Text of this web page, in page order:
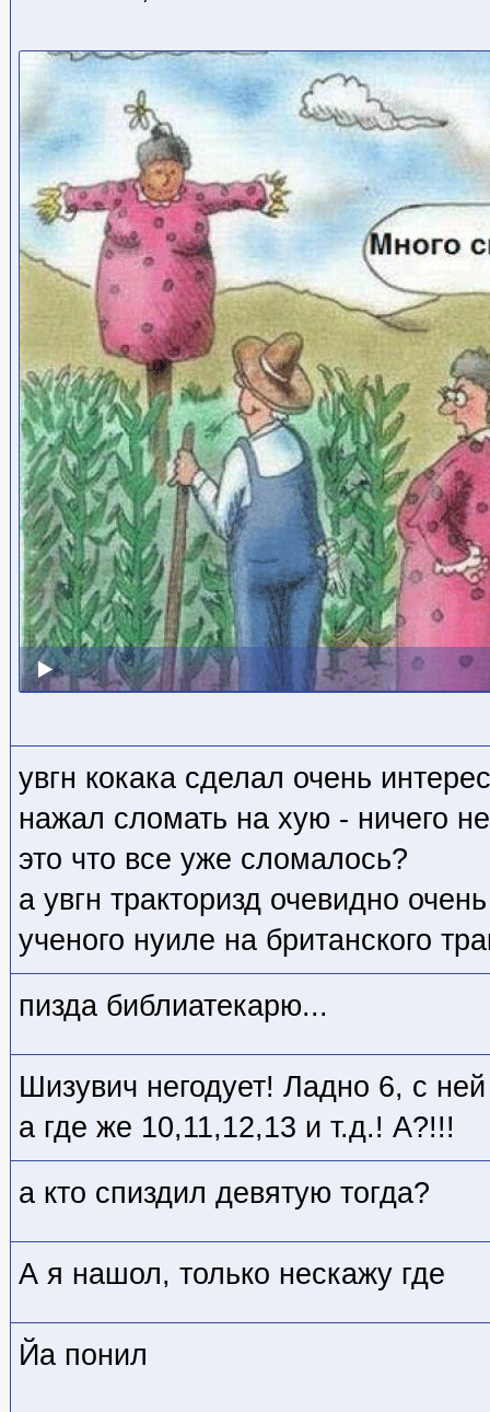
увгн кокака сделал очень
нажал сломать на хую - ничего
это что все уже сломалось?
а увгн тракторизд очевидно
ученого нуиле на британского
пизда библиатекарю...
Шизувич негодует! Ладно 6, с
а где же 10,11,12,13 и т.д.! А?!!!
а кто спиздил девятую тогда?
А я нашол, только нескажу где
Йа понил